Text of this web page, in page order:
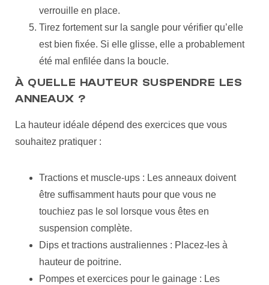
verrouille en place.
Tirez fortement sur la sangle pour vérifier qu’elle
est bien fixée. Si elle glisse, elle a probablement
été mal enfilée dans la boucle.
À QUELLE HAUTEUR SUSPENDRE LES
ANNEAUX ?
La hauteur idéale dépend des exercices que vous
souhaitez pratiquer :
Tractions et muscle-ups : Les anneaux doivent
être suffisamment hauts pour que vous ne
touchiez pas le sol lorsque vous êtes en
suspension complète.
Dips et tractions australiennes : Placez-les à
hauteur de poitrine.
Pompes et exercices pour le gainage : Les